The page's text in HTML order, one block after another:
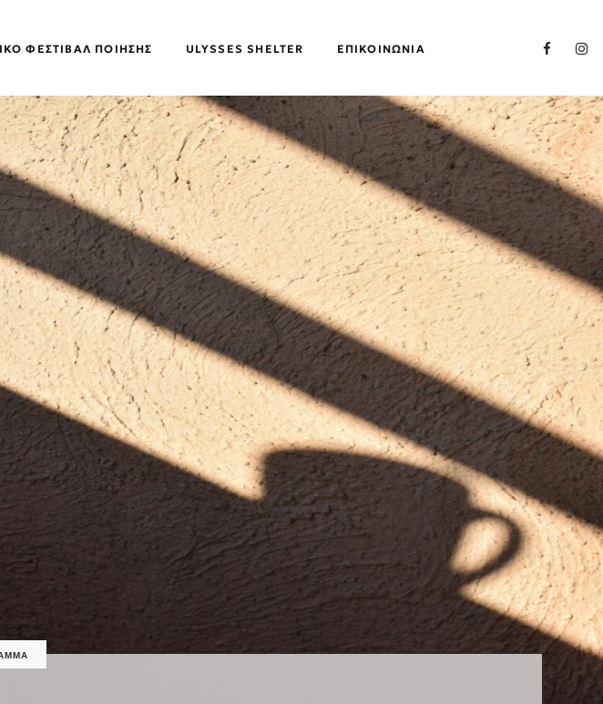
ΦΕΣΤΙΒΆΛ ΠΟΊΗΣΗΣ ULYSSES SHELTER ΕΠΙΚΟΙΝΩΝΊΑ